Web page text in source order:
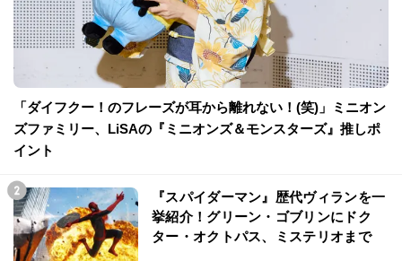
「ダイフクー！のフレーズが耳から離れない！(笑)」ミニオン
ズファミリー、LiSAの『ミニオンズ＆モンスターズ』推しポ
イント
『スパイダーマン』歴代ヴィランを一
挙紹介！グリーン・ゴブリンにドク
ター・オクトパス、ミステリオまで